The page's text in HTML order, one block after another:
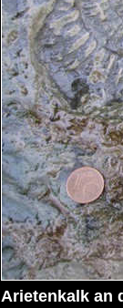
Arietenkalk an